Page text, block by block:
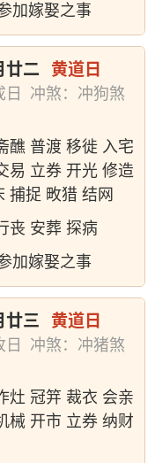
加嫁娶之事
廿二 黄道日
日
冲煞：冲狗煞
醮 普渡 移徙 入宅
易 立券 开光 修造
捕捉 畋猎 结网
丧 安葬 探病
加嫁娶之事
廿三 黄道日
日
冲煞：冲猪煞
灶 冠笄 裁衣 会亲
械 开市 立券 纳财